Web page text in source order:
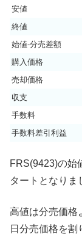
安値
終値
始値-分売差額
購入価格
売却価格
収支
手数料
手数料差引利益
FRS(9423)の始
タートとなりま
高値は分売価格
日分売価格を割